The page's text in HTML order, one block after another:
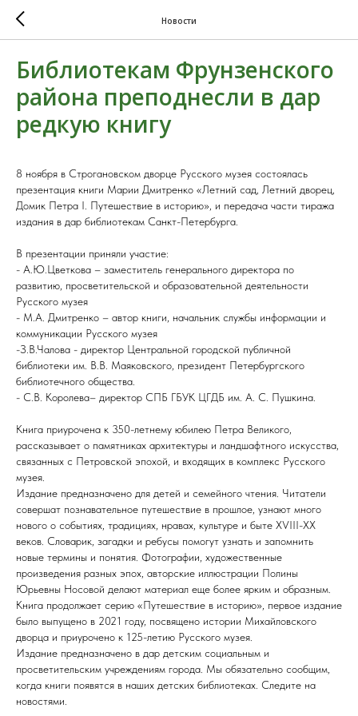
Новости
Библиотекам Фрунзенского
района преподнесли в дар
редкую книгу
8 ноября в Строгановском дворце Русского музея состоялась
презентация книги Марии Дмитренко «Летний сад, Летний дворец,
Домик Петра I. Путешествие в историю», и передача части тиража
издания в дар библиотекам Санкт-Петербурга.
В презентации приняли участие:
- А.Ю.Цветкова – заместитель генерального директора по
развитию, просветительской и образовательной деятельности
Русского музея
- М.А. Дмитренко – автор книги, начальник службы информации и
коммуникации Русского музея
-З.В.Чалова - директор Центральной городской публичной
библиотеки им. В.В. Маяковского, президент Петербургского
библиотечного общества.
- С.В. Королева– директор СПБ ГБУК ЦГДБ им. А. С. Пушкина.
Книга приурочена к 350-летнему юбилею Петра Великого,
рассказывает о памятниках архитектуры и ландшафтного искусства,
связанных с Петровской эпохой, и входящих в комплекс Русского
музея.
Издание предназначено для детей и семейного чтения. Читатели
совершат познавательное путешествие в прошлое, узнают много
нового о событиях, традициях, нравах, культуре и быте XVIII-ХХ
веков. Словарик, загадки и ребусы помогут узнать и запомнить
новые термины и понятия. Фотографии, художественные
произведения разных эпох, авторские иллюстрации Полины
Юрьевны Носовой делают материал еще более ярким и образным.
Книга продолжает серию «Путешествие в историю», первое издание
было выпущено в 2021 году, посвящено истории Михайловского
дворца и приурочено к 125-летию Русского музея.
Издание предназначено в дар детским социальным и
просветительским учреждениям города. Мы обязательно сообщим,
когда книги появятся в наших детских библиотеках. Следите на
новостями.